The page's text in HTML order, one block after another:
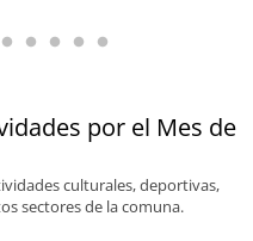
por el Mes de
culturales, deportivas,
sectores de la comuna.